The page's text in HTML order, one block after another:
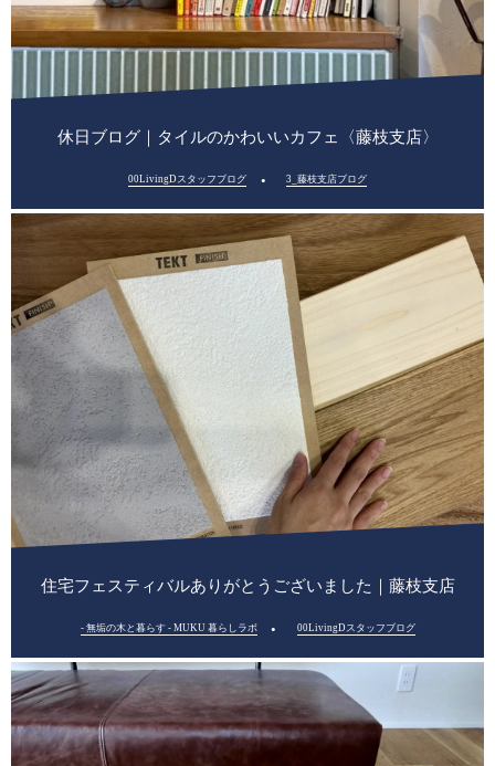
休日ブログ｜タイルのかわいいカフェ〈藤枝支店〉
00LivingDスタッフブログ 3_藤枝支店ブログ
住宅フェスティバルありがとうございました｜藤枝支店
- 無垢の木と暮らす - MUKU 暮らしラボ 00LivingDスタッフブログ